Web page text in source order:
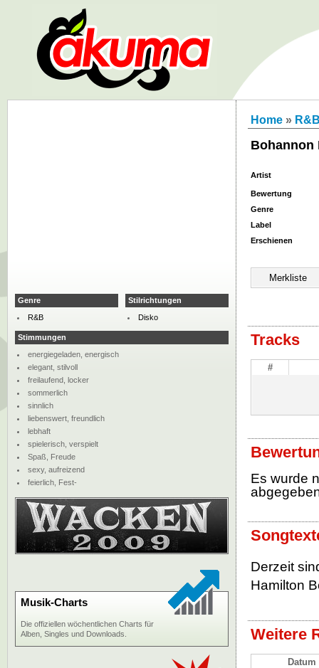
Home »
Bohannon
Artist
Bewertung
Genre
Label
Erschienen
Tracks
#
Es wurde
Derzeit
Hamilton
Weitere
Datum
Genre
R&B
Stilrichtungen
Disko
Stimmungen
energiegeladen, energisch
elegant, stilvoll
freilaufend, locker
sommerlich
sinnlich
liebenswert, freundlich
lebhaft
spielerisch, verspielt
Spaß, Freude
sexy, aufreizend
feierlich, Fest-
Musik-Charts
Die offiziellen wöchentlichen Charts für
Alben, Singles und Downloads.